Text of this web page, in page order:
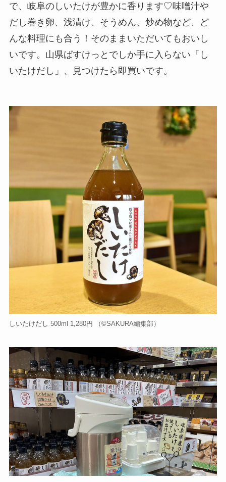
で、岐阜のしいたけが豊かに香ります♡味噌汁や
だし巻き卵、浅漬け、そうめん、炒め物など、ど
んな料理にも合う！そのままいただいてもおいし
いです。山県ばすけっとでしか手に入らない「し
いたけだし」、見つけたら即買いです。
しいたけだし 500ml 1,280円 （©️SAKURA編集部）